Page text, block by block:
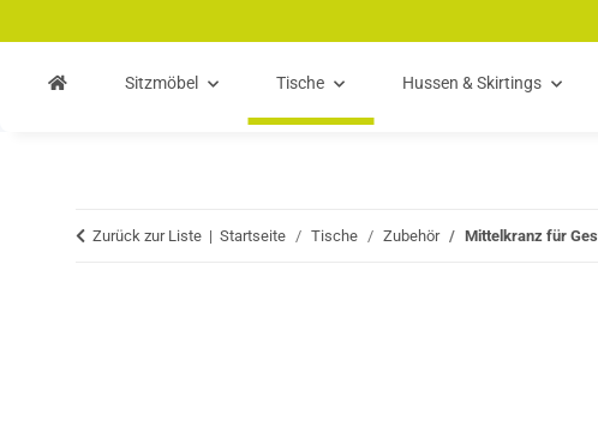
Sitzmöbel Tische Hussen & Skirtings
Zurück zur Liste Startseite Tische Zubehör Mittelkranz für